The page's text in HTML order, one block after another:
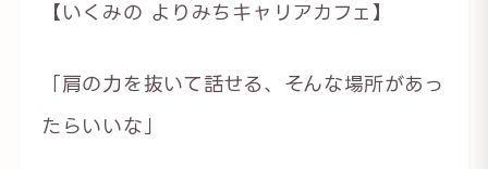
【いくみの よりみちキャリアカフェ】
「肩の力を抜いて話せる、そんな場所があっ
たらいいな」